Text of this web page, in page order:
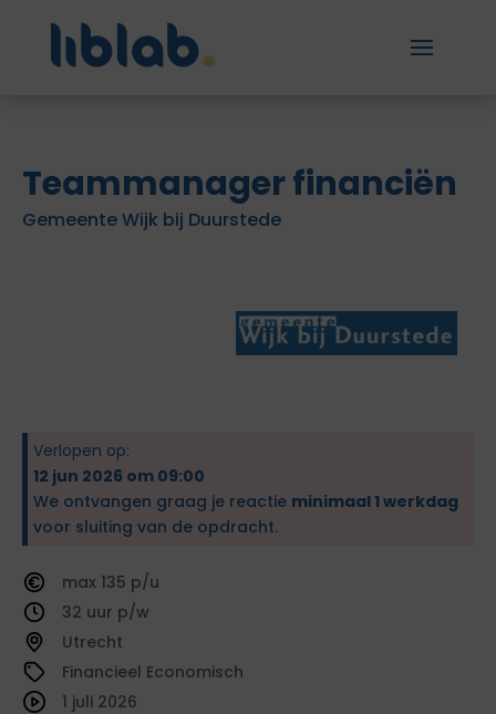
Teammanager financiën
Gemeente Wijk bij Duurstede
Verlopen op:
12 jun 2026 om 09:00
We ontvangen graag je reactie minimaal 1 werkdag
voor sluiting van de opdracht.
135
32
Utrecht
Financieel Economisch
1 juli 2026